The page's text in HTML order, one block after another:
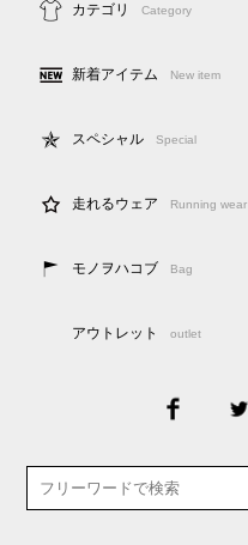
カテゴリ Category
新着アイテム New item
スペシャル Special
走れるウェア Running wear
モノヲハコブ Bag
アウトレット outlet